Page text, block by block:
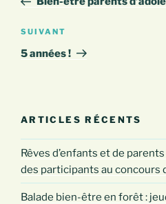
l’article
Article
suivant
SUIVANT
5 années !
ARTICLES RÉCENTS
Rêves d’enfants et de
des participants au concours
Balade bien-être en forêt :